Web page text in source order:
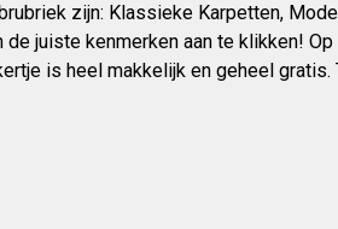
zijn: Klassieke Karpetten,
juiste kenmerken aan te klikken!
is heel makkelijk en geheel